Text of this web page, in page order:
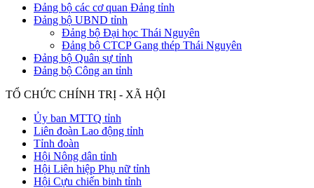
Đảng bộ các cơ quan Đảng tỉnh
Đảng bộ UBND tỉnh
Đảng bộ Đại học Thái Nguyên
Đảng bộ CTCP Gang thép Thái Nguyên
Đảng bộ Quân sự tỉnh
Đảng bộ Công an tỉnh
TỔ CHỨC CHÍNH TRỊ - XÃ HỘI
Ủy ban MTTQ tỉnh
Liên đoàn Lao động tỉnh
Tỉnh đoàn
Hội Nông dân tỉnh
Hội Liên hiệp Phụ nữ tỉnh
Hội Cựu chiến binh tỉnh